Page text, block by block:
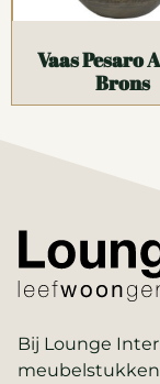
Vaas Pesaro
Brons
Bij Lounge